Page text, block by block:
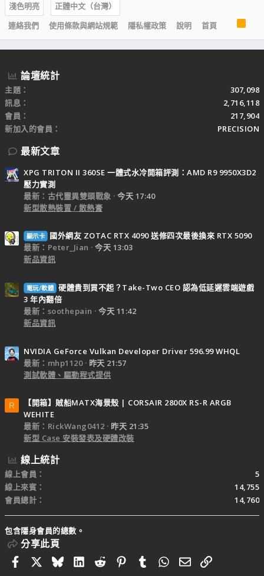
淺色明亮
正體中文（台灣）
連絡我們
使用條款與網站規範 隱私權政策 說明 首頁
S
論壇統計
主題
307,098
訊息
2,716,118
會員
217,904
新加入的會員
PRECISION
最新文章
XPG TRITON II 360SE 一體式水冷開箱評測：AMD R9 9950X3D2
壓力實測
最新：古代靈異雙頭戰象
今天 17:40
新型散熱裝置 / 散熱膏
顯示卡
國外網友 ZOTAC RTX 4090 送修四次最後換來 RTX 5090
最新：Peter_Jian
今天 13:03
新品資訊
電玩/軟體 硬體貴到買不起？Take-Two CEO 認為低延遲雲端遊戲
3 年內翻倍
最新：soothepain
今天 11:42
新品資訊
NVIDIA GeForce Vulkan Developer Driver 596.99 WHQL
最新：mhp1120
昨天 21:57
測試軟體、驅動程式提供
R
【開箱】賊船MATX海景殼 | CORSAIR 2800X RS-R ARGB
WEHITE
最新：RickWang0412
昨天 21:35
新型 Case 安裝發表及硬體改裝
線上統計
線上會員
5
線上來賓
14,755
會員總計
14,760
包含隱身會員的總數。
分享此頁
FacebookBlueskyLinkedIn
RedditPinterestTumblrWhatsApp
電子郵件
連結